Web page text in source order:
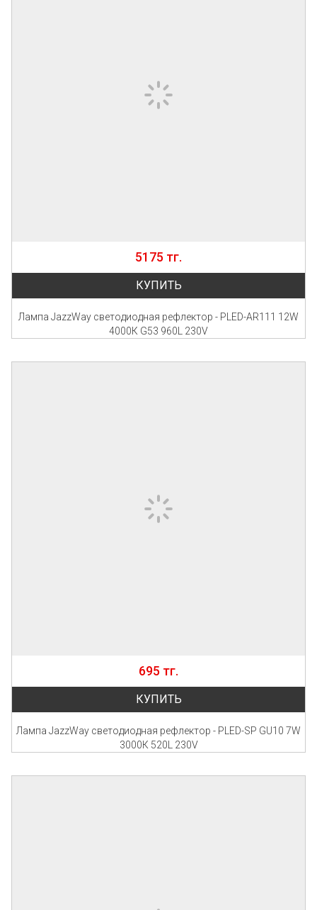
5175 тг.
КУПИТЬ
Лампа JazzWay светодиодная рефлектор - PLED-AR111 12W
4000К G53 960L 230V
695 тг.
КУПИТЬ
Лампа JazzWay светодиодная рефлектор - PLED-SP GU10 7W
3000К 520L 230V